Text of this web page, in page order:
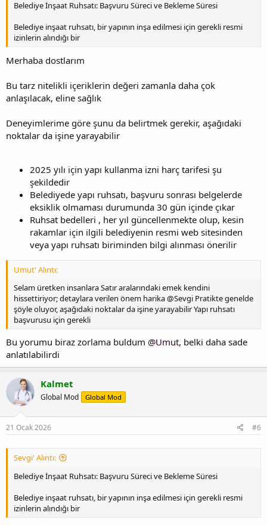
Belediye İnşaat Ruhsatı: Başvuru Süreci ve Bekleme Süresi
Belediye inşaat ruhsatı, bir yapının inşa edilmesi için gerekli resmi
izinlerin alındığı bir
Merhaba dostlarım
Bu tarz nitelikli içeriklerin değeri zamanla daha çok
anlaşılacak, eline sağlık
Deneyimlerime göre şunu da belirtmek gerekir, aşağıdaki
noktalar da işine yarayabilir
2025 yılı için yapı kullanma izni harç tarifesi şu
şekildedir
Belediyede yapı ruhsatı, başvuru sonrası belgelerde
eksiklik olmaması durumunda 30 gün içinde çıkar
Ruhsat bedelleri , her yıl güncellenmekte olup, kesin
rakamlar için ilgili belediyenin resmi web sitesinden
veya yapı ruhsatı biriminden bilgi alınması önerilir
Umut' Alıntı:
Selam üretken insanlara Satır aralarındaki emek kendini
hissettiriyor; detaylara verilen önem harika @Sevgi Pratikte genelde
şöyle oluyor, aşağıdaki noktalar da işine yarayabilir Yapı ruhsatı
başvurusu için gerekli
Bu yorumu biraz zorlama buldum @Umut, belki daha sade
anlatılabilirdi
Kalmet
Global Mod Global Mod
21 Ocak 2026 #6
Sevgi' Alıntı:
Belediye İnşaat Ruhsatı: Başvuru Süreci ve Bekleme Süresi
Belediye inşaat ruhsatı, bir yapının inşa edilmesi için gerekli resmi
izinlerin alındığı bir